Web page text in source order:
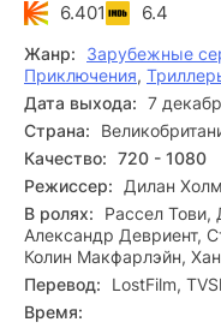
6.401 6.4
Жанр: Зарубежные
Приключения,
Дата выхода: 7
Страна:
Качество: 720 - 1080
Режиссер:
Дилан
В ролях:
Рассел
Александр Девриент,
Колин Макфарлэйн,
Перевод:
LostFilm,
Время: